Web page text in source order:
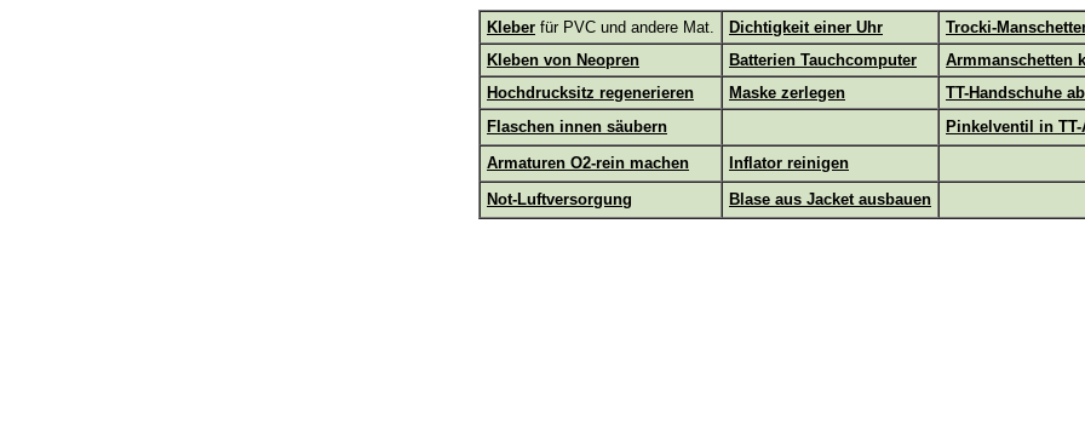
Kleber für PVC und andere Mat. Dichtigkeit einer Uhr
Trocki-
Kleben von Neopren
Batterien Tauchcomputer
Armmanschetten
Hochdrucksitz regenerieren
Maske zerlegen
TT-Handschuhe
Flaschen innen säubern
Pinkelventil in TT-
Armaturen O2-rein machen
Inflator reinigen
Not-Luftversorgung
Blase aus Jacket ausbauen